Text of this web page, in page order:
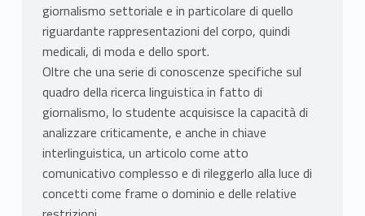
giornalismo settoriale e in particolare di quello
riguardante rappresentazioni del corpo, quindi
medicali, di moda e dello sport.
Oltre che una serie di conoscenze specifiche sul
quadro della ricerca linguistica in fatto di
giornalismo, lo studente acquisisce la capacità di
analizzare criticamente, e anche in chiave
interlinguistica, un articolo come atto
comunicativo complesso e di rileggerlo alla luce di
concetti come frame o dominio e delle relative